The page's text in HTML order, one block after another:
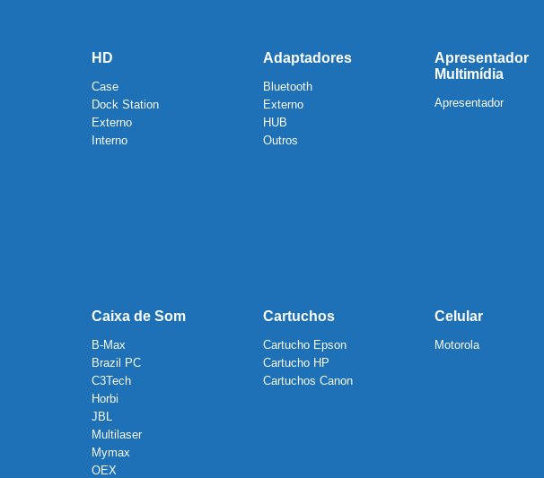
HD
Case
Dock Station
Externo
Interno
Adaptadores
Bluetooth
Externo
HUB
Outros
Apresentador
Multimídia
Apresentador
Caixa de Som
B-Max
Brazil PC
C3Tech
Horbi
JBL
Multilaser
Mymax
OEX
Cartuchos
Cartucho Epson
Cartucho HP
Cartuchos Canon
Celular
Motorola